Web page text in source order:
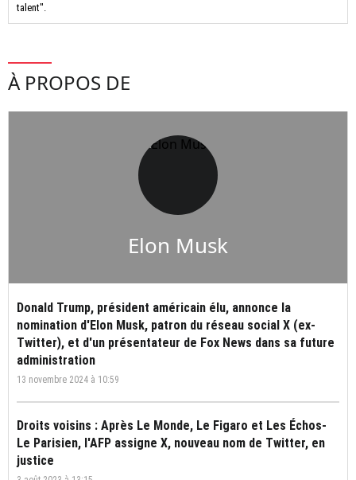
talent".
À PROPOS DE
Elon Musk
Donald Trump, président américain élu, annonce la
nomination d'Elon Musk, patron du réseau social X (ex-
Twitter), et d'un présentateur de Fox News dans sa future
administration
13 novembre 2024 à 10:59
Droits voisins : Après Le Monde, Le Figaro et Les Échos-
Le Parisien, l'AFP assigne X, nouveau nom de Twitter, en
justice